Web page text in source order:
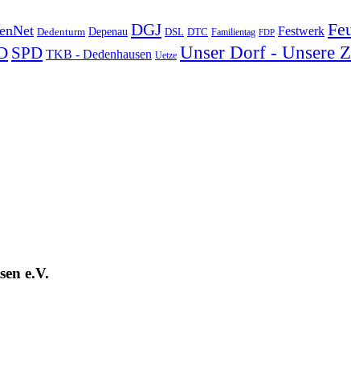
Dedenturm Depenau DGJ DSL DTC Familientag FDP Festwerk
SPD TKB - Dedenhausen Uetze Unser Dorf - Unsere
e.V.